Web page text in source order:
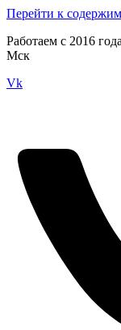
Перейти к
Работаем с 2016
Мск
Vk